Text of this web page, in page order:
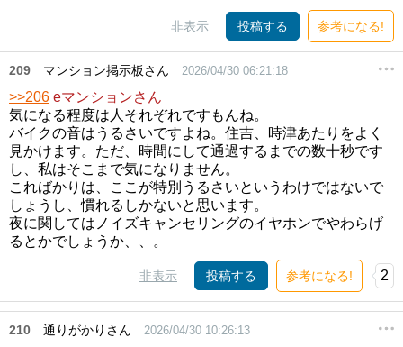
非表示 投稿する 参考になる!
209 マンション掲示板さん 2026/04/30 06:21:18
>>206 eマンションさん
気になる程度は人それぞれですもんね。
バイクの音はうるさいですよね。住吉、時津あたりをよく
見かけます。ただ、時間にして通過するまでの数十秒です
し、私はそこまで気になりません。
こればかりは、ここが特別うるさいというわけではないで
しょうし、慣れるしかないと思います。
夜に関してはノイズキャンセリングのイヤホンでやわらげ
るとかでしょうか、、。
非表示 投稿する 参考になる! 2
210 通りがかりさん 2026/04/30 10:26:13